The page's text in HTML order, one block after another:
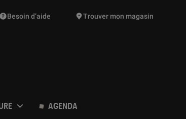
de produits vont vous être proposées
Besoin d’aide Trouver mon magasin
AGENDA